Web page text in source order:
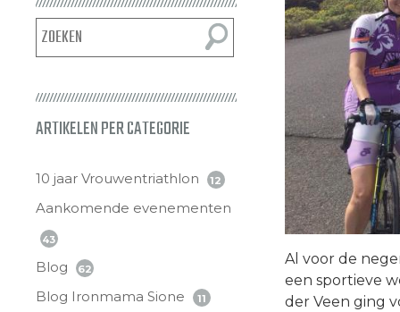
ARTIKELEN PER CATEGORIE
10 jaar Vrouwentriathlon 12
Aankomende evenementen
43
Blog 62
Blog Ironmama Sione 11
Al voor de
een sportieve
der Veen ging